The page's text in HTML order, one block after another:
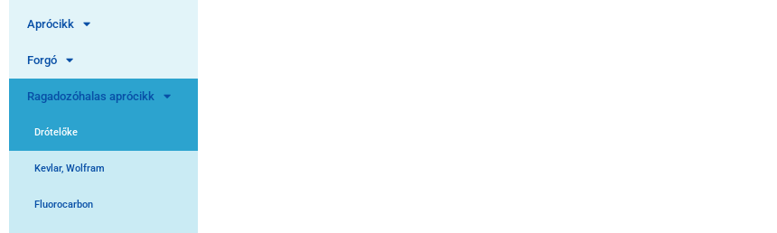
Aprócikk
Forgó
Ragadozóhalas aprócikk
Drótelőke
Kevlar, Wolfram
Fluorocarbon